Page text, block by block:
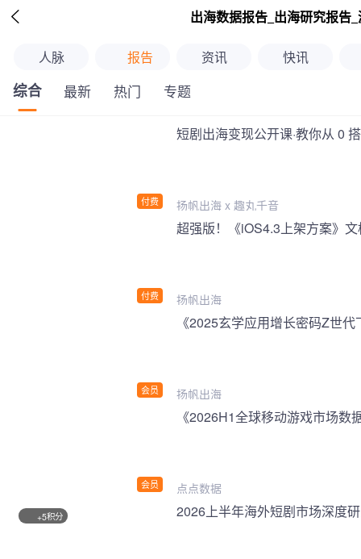
 出海数据报告_出海研究报告
人脉 报告 资讯 快讯
综合 最新 热门 专题
付费
短剧出海变现公开课·教你从 0
扬帆出海 x 趣丸千音
付费 扬帆出海
会员
《2025玄学应用增长密码Z世
扬帆出海
会员
《2026H1全球移动游戏市场数
点点数据
+5积分 2026上半年海外短剧市场深度